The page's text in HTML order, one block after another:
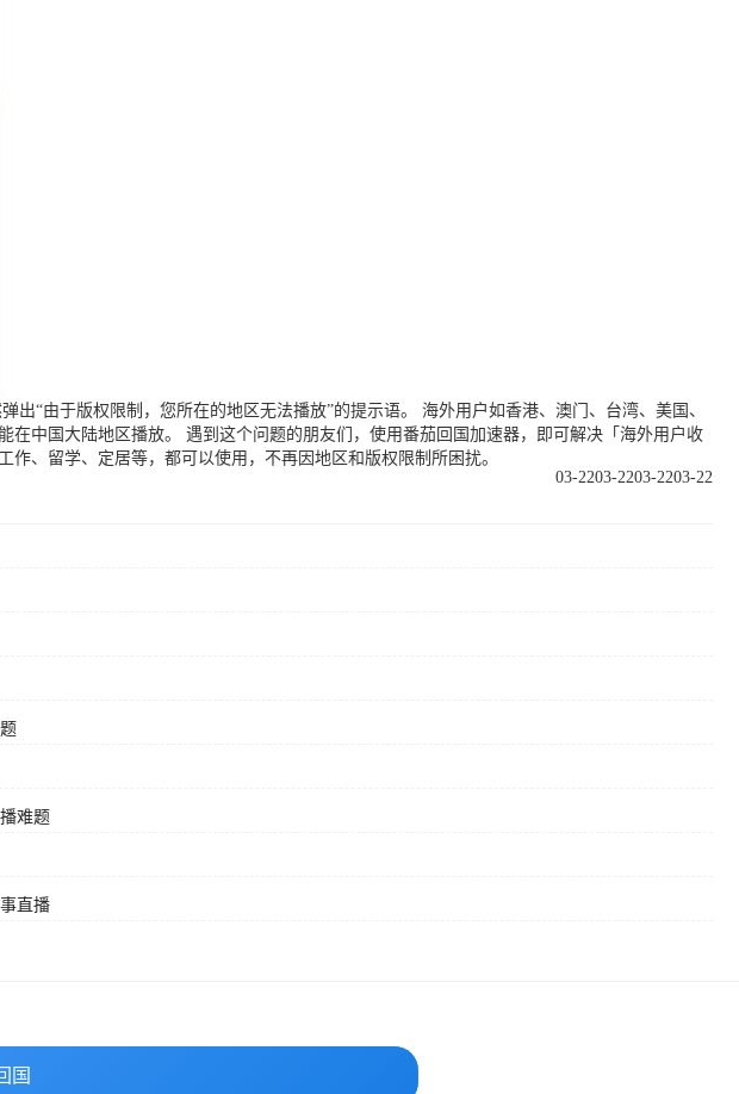
“由于版权限制，您所在的地区无法播放”的提示语。 海外用户如香港、澳门、台湾、美国、
中国大陆地区播放。 遇到这个问题的朋友们，使用番茄回国加速器，即可解决「海外用户收
、留学、定居等，都可以使用，不再因地区和版权限制所困扰。
03-22
03-22
03-22
03-22
难题
直播
国
国